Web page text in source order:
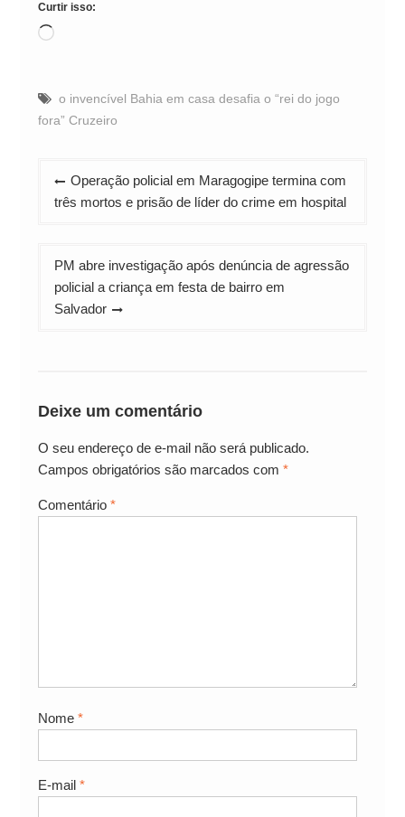
Curtir isso:
Carregando...
o invencível Bahia em casa desafia o “rei do jogo
fora” Cruzeiro
Navegação
de
Operação policial em Maragogipe termina com
três mortos e prisão de líder do crime em hospital
PM abre investigação após denúncia de agressão
policial a criança em festa de bairro em
Salvador
Deixe um comentário
O seu endereço de e-mail não será publicado.
Campos obrigatórios são marcados com *
Comentário *
Nome *
E-mail *